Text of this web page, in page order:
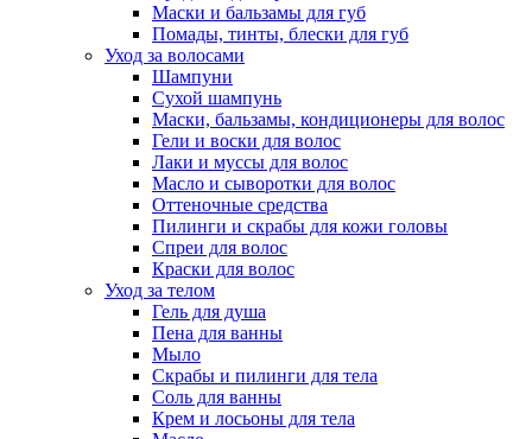
Маски и бальзамы для губ
Помады, тинты, блески для губ
Уход за волосами
Шампуни
Сухой шампунь
Маски, бальзамы, кондиционеры для волос
Гели и воски для волос
Лаки и муссы для волос
Масло и сыворотки для волос
Оттеночные средства
Пилинги и скрабы для кожи головы
Спреи для волос
Краски для волос
Уход за телом
Гель для душа
Пена для ванны
Мыло
Скрабы и пилинги для тела
Соль для ванны
Крем и лосьоны для тела